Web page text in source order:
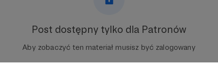
Post dostępny tylko dla Patronów
Aby zobaczyć ten materiał musisz być zalogowany